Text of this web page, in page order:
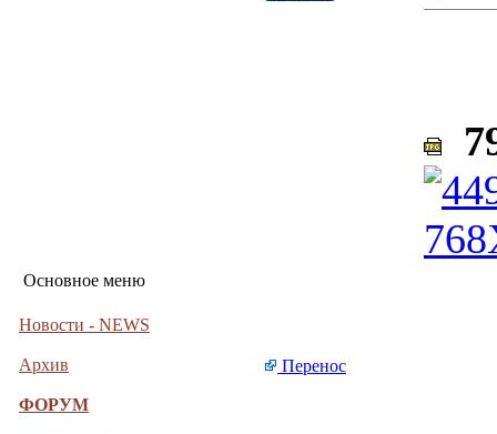
Основное меню
Новости - NEWS
Архив
ФОРУМ
Перенос